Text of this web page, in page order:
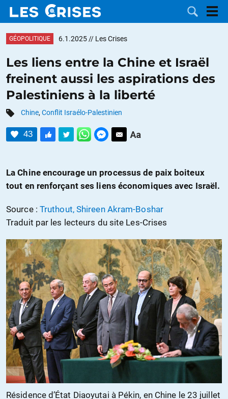
DOSSIERS
CATÉGORIES
MOTS CLÉS
CONTACTER
FAIRE UN
DON
GÉOPOLITIQUE 6.1.2025 // Les Crises
Les liens entre la Chine et Israël
freinent aussi les aspirations des
Palestiniens à la liberté
Chine, Conflit Israélo-Palestinien
43
La Chine encourage un processus de paix boiteux
tout en renforçant ses liens économiques avec Israël.
Source : Truthout, Shireen Akram-Boshar
Traduit par les lecteurs du site Les-Crises
Résidence d’État Diaoyutai à Pékin, en Chine le 23 juillet